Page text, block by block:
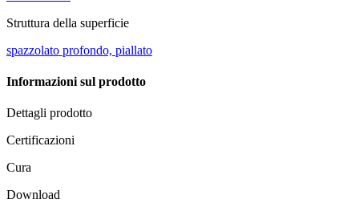
Struttura della superficie
spazzolato profondo, piallato
Informazioni sul prodotto
Dettagli prodotto
Certificazioni
Cura
Download